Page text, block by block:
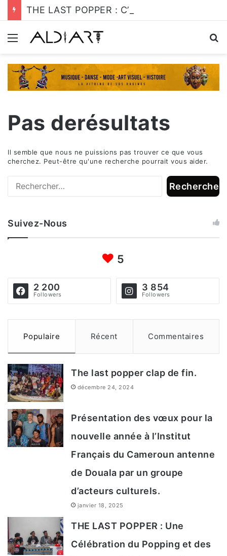
Menu
Pas derésultats
Il semble que nous ne puissions pas trouver ce que vous
cherchez. Peut-être qu'une recherche pourrait vous aider.
h
r
c
Suivez-Nous
5
2 200
Followers
3 854
Followers
Populaire Récent Commentaires
The last popper clap de fin.
décembre 24, 2024
Présentation des vœux pour la
nouvelle année à l’Institut
Français du Cameroun antenne
de Douala par un groupe
d’acteurs culturels.
janvier 18, 2025
THE LAST POPPER : Une
Célébration du Popping et des